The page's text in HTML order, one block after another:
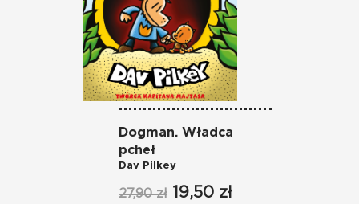
Dogman. Władca
pcheł
Dav Pilkey
27,90 zł 19,50 zł